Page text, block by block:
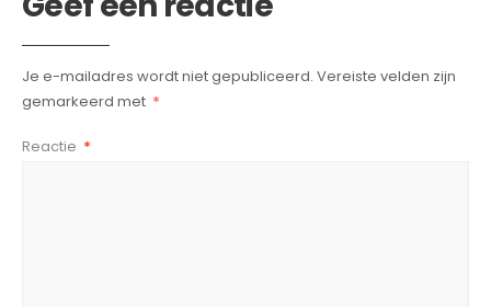
Je e-mailadres wordt niet gepubliceerd. Vereiste velden zijn
gemarkeerd met *
Reactie *